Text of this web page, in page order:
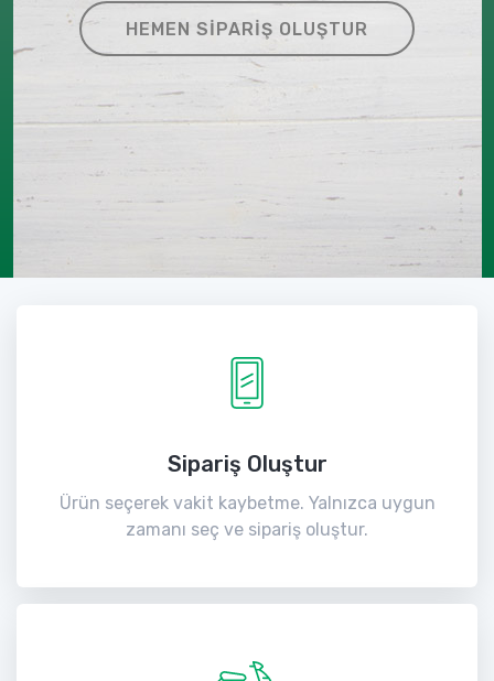
HEMEN SIPARIŞ OLUŞTUR
Sipariş Oluştur
Ürün seçerek vakit kaybetme. Yalnızca uygun
zamanı seç ve sipariş oluştur.